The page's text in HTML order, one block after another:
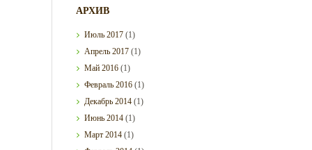
АРХИВ
Июль2017 (1)
Апрель2017 (1)
Май2016 (1)
Февраль2016 (1)
Декабрь2014 (1)
Июнь2014 (1)
Март2014 (1)